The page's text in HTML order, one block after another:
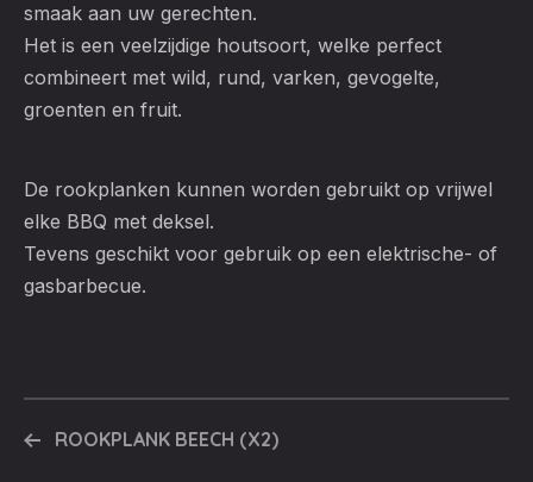
smaak aan uw gerechten.
Het is een veelzijdige houtsoort, welke perfect
combineert met wild, rund, varken, gevogelte,
groenten en fruit.
De rookplanken kunnen worden gebruikt op vrijwel
elke BBQ met deksel.
Tevens geschikt voor gebruik op een elektrische- of
gasbarbecue.
ROOKPLANK BEECH (X2)